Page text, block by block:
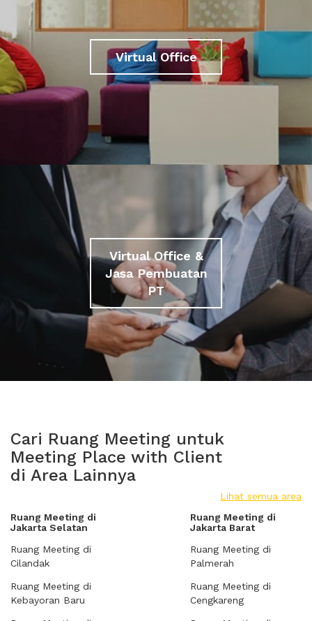
Virtual Office
Virtual Office &
Jasa Pembuatan
PT
Cari Ruang Meeting untuk
Meeting Place with Client
di Area Lainnya
Lihat semua area
Ruang Meeting di
Jakarta Selatan
Ruang Meeting di
Cilandak
Ruang Meeting di
Kebayoran Baru
Ruang Meeting di
Jakarta Barat
Ruang Meeting di
Palmerah
Ruang Meeting di
Cengkareng